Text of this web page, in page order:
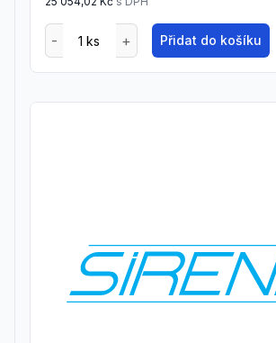
Přidat do košíku